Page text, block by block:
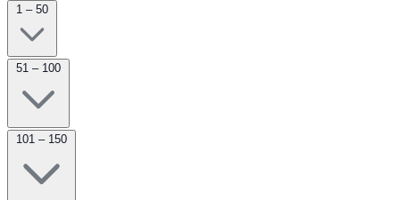
1 – 50
51 – 100
101 – 150